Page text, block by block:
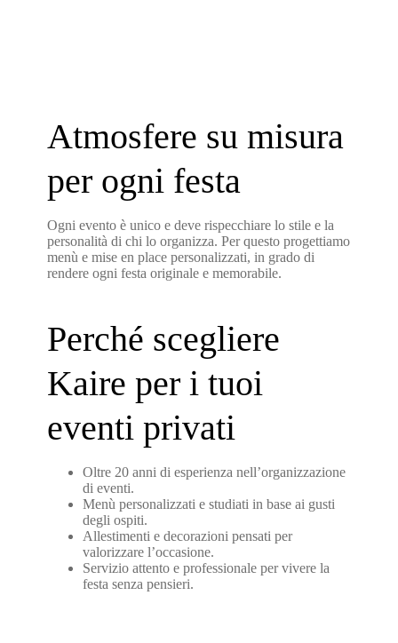
Atmosfere su misura
per ogni festa
Ogni evento è unico e deve rispecchiare lo stile e la
personalità di chi lo organizza. Per questo progettiamo
menù e mise en place personalizzati, in grado di
rendere ogni festa originale e memorabile.
Perché scegliere
Kaire per i tuoi
eventi privati
Oltre 20 anni di esperienza nell’organizzazione
di eventi.
Menù personalizzati e studiati in base ai gusti
degli ospiti.
Allestimenti e decorazioni pensati per
valorizzare l’occasione.
Servizio attento e professionale per vivere la
festa senza pensieri.